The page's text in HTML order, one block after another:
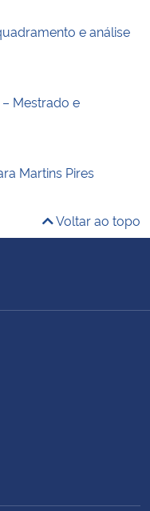
e análise
Mestrado e
Martins Pires
Voltar ao topo